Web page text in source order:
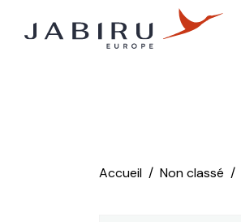
Accueil Non classé